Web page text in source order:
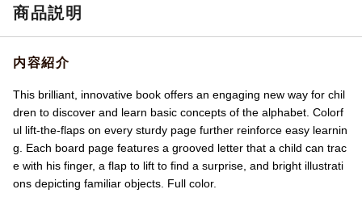
商品説明
内容紹介
This brilliant, innovative book offers an engaging new way for chil
dren to discover and learn basic concepts of the alphabet. Colorf
ul lift-the-flaps on every sturdy page further reinforce easy learnin
g. Each board page features a grooved letter that a child can trac
e with his finger, a flap to lift to find a surprise, and bright illustrati
ons depicting familiar objects. Full color.